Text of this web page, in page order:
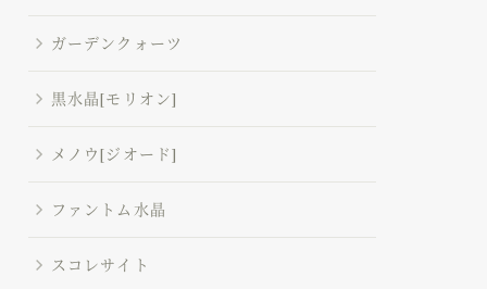
ガーデンクォーツ
黒水晶[モリオン]
メノウ[ジオード]
ファントム水晶
スコレサイト